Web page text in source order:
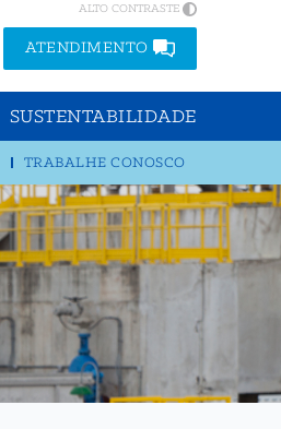
ALTO CONTRASTE
ATENDIMENTO
SUSTENTABILIDADE
TRABALHE CONOSCO